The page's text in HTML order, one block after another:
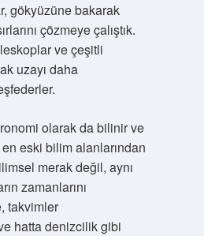
gökyüzüne bakarak
çözmeye çalıştık.
ve çeşitli
uzayı daha
olarak da bilinir ve
eski bilim alanlarından
merak değil, aynı
zamanlarını
takvimler
hatta denizcilik gibi